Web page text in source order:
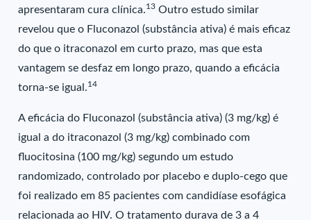
apresentaram cura clínica.13 Outro estudo similar
revelou que o Fluconazol (substância ativa) é mais eficaz
do que o itraconazol em curto prazo, mas que esta
vantagem se desfaz em longo prazo, quando a eficácia
torna-se igual.14
A eficácia do Fluconazol (substância ativa) (3 mg/kg) é
igual a do itraconazol (3 mg/kg) combinado com
fluocitosina (100 mg/kg) segundo um estudo
randomizado, controlado por placebo e duplo-cego que
foi realizado em 85 pacientes com candidíase esofágica
relacionada ao HIV. O tratamento durava de 3 a 4